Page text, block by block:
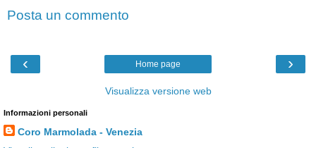
Posta un commento
‹ ›
Home page
Visualizza versione web
Informazioni personali
Coro Marmolada - Venezia